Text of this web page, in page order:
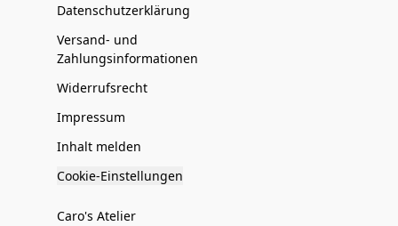
Datenschutzerklärung
Versand- und
Zahlungsinformationen
Widerrufsrecht
Impressum
Inhalt melden
Cookie-Einstellungen
Caro's Atelier